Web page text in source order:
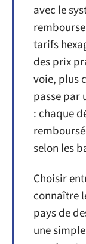
avec le
tarifs
des prix
voie, plus
passe par
: chaque
selon les
Choisir
connaître
pays de
une